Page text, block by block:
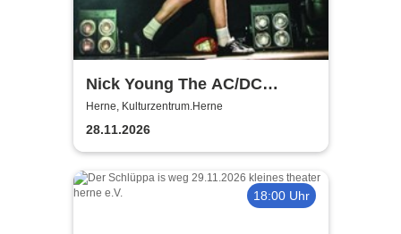
Nick Young The AC/DC
Master-Band
Herne, Kulturzentrum.Herne
28.11.2026
18:00 Uhr